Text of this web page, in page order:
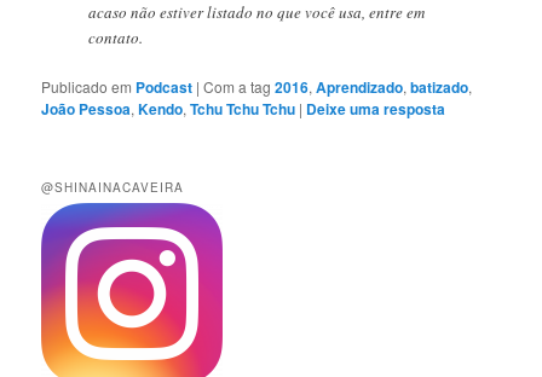
acaso não estiver listado no que você usa, entre em
contato.
Publicado em Podcast |Com a tag2016,Aprendizado,batizado,
João Pessoa,Kendo,Tchu Tchu Tchu | Deixe uma resposta
@SHINAINACAVEIRA